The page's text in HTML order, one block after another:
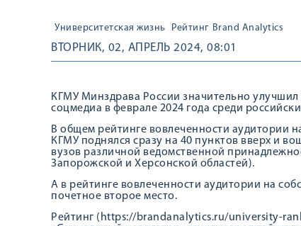
Университетская жизнь Рейтинг Brand Analytics
ВТОРНИК, 02, АПРЕЛЬ 2024, 08:01
КГМУ Минздрава России значительно
соцмедиа в феврале 2024 года среди
В общем рейтинге вовлеченности аудитории
КГМУ поднялся сразу на 40 пунктов вверх и
вузов различной ведомственной
Запорожской и Херсонской областей).
А в рейтинге вовлеченности аудитории на
почетное второе место.
Рейтинг (https://brandanalytics.ru/university-